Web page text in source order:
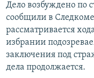
Дело возбуждено по
сообщили в
рассматривается
избрании
заключения под
дела продолжается.